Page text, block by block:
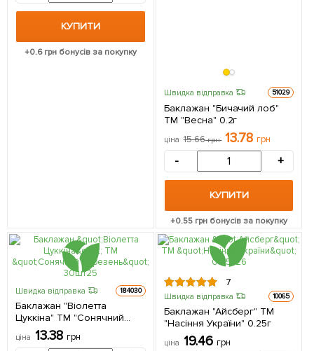
КУПИТИ
+0.6грн бонусів за покупку
Швидка відправка 51029
Баклажан "Бичачий лоб"
ТМ "Весна" 0.2г
ціна 15.66грн 13.78 грн
- +
КУПИТИ
+0.55 грн бонусів за покупку
Швидка відправка 184030
Баклажан "Віолетта
Цуккіна" ТМ "Сонячний
березень" 30шт
ціна 13.38 грн
7
Швидка відправка 10065
Баклажан "Айсберг" ТМ
"Насіння України" 0.25г
ціна 19.46 грн